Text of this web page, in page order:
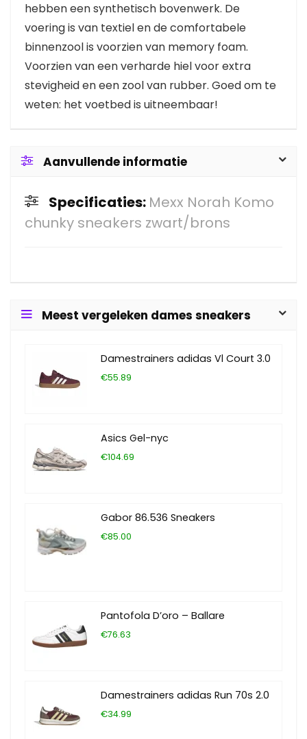
hebben een synthetisch bovenwerk. De
voering is van textiel en de comfortabele
binnenzool is voorzien van memory foam.
Voorzien van een verharde hiel voor extra
stevigheid en een zool van rubber. Goed om te
weten: het voetbed is uitneembaar!
Aanvullende informatie
Specificaties: Mexx Norah Komo
chunky sneakers zwart/brons
Meest vergeleken dames sneakers
Damestrainers adidas Vl Court 3.0
€55.89
Asics Gel-nyc
€104.69
Gabor 86.536 Sneakers
€85.00
Pantofola D’oro – Ballare
€76.63
Damestrainers adidas Run 70s 2.0
€34.99